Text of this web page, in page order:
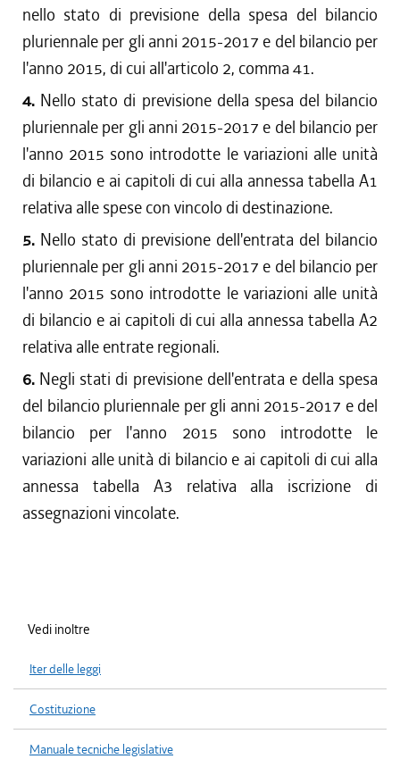
nello stato di previsione della spesa del bilancio
pluriennale per gli anni 2015-2017 e del bilancio per
l'anno 2015, di cui all'articolo 2, comma 41.
4. Nello stato di previsione della spesa del bilancio
pluriennale per gli anni 2015-2017 e del bilancio per
l'anno 2015 sono introdotte le variazioni alle unità
di bilancio e ai capitoli di cui alla annessa tabella A1
relativa alle spese con vincolo di destinazione.
5. Nello stato di previsione dell'entrata del bilancio
pluriennale per gli anni 2015-2017 e del bilancio per
l'anno 2015 sono introdotte le variazioni alle unità
di bilancio e ai capitoli di cui alla annessa tabella A2
relativa alle entrate regionali.
6. Negli stati di previsione dell'entrata e della spesa
del bilancio pluriennale per gli anni 2015-2017 e del
bilancio per l'anno 2015 sono introdotte le
variazioni alle unità di bilancio e ai capitoli di cui alla
annessa tabella A3 relativa alla iscrizione di
assegnazioni vincolate.
Vedi inoltre
Iter delle leggi
Costituzione
Manuale tecniche legislative